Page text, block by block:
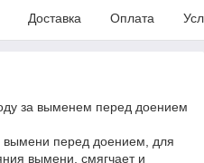
Доставка Оплата
за выменем перед доением
перед доением, для
вымени, смягчает и